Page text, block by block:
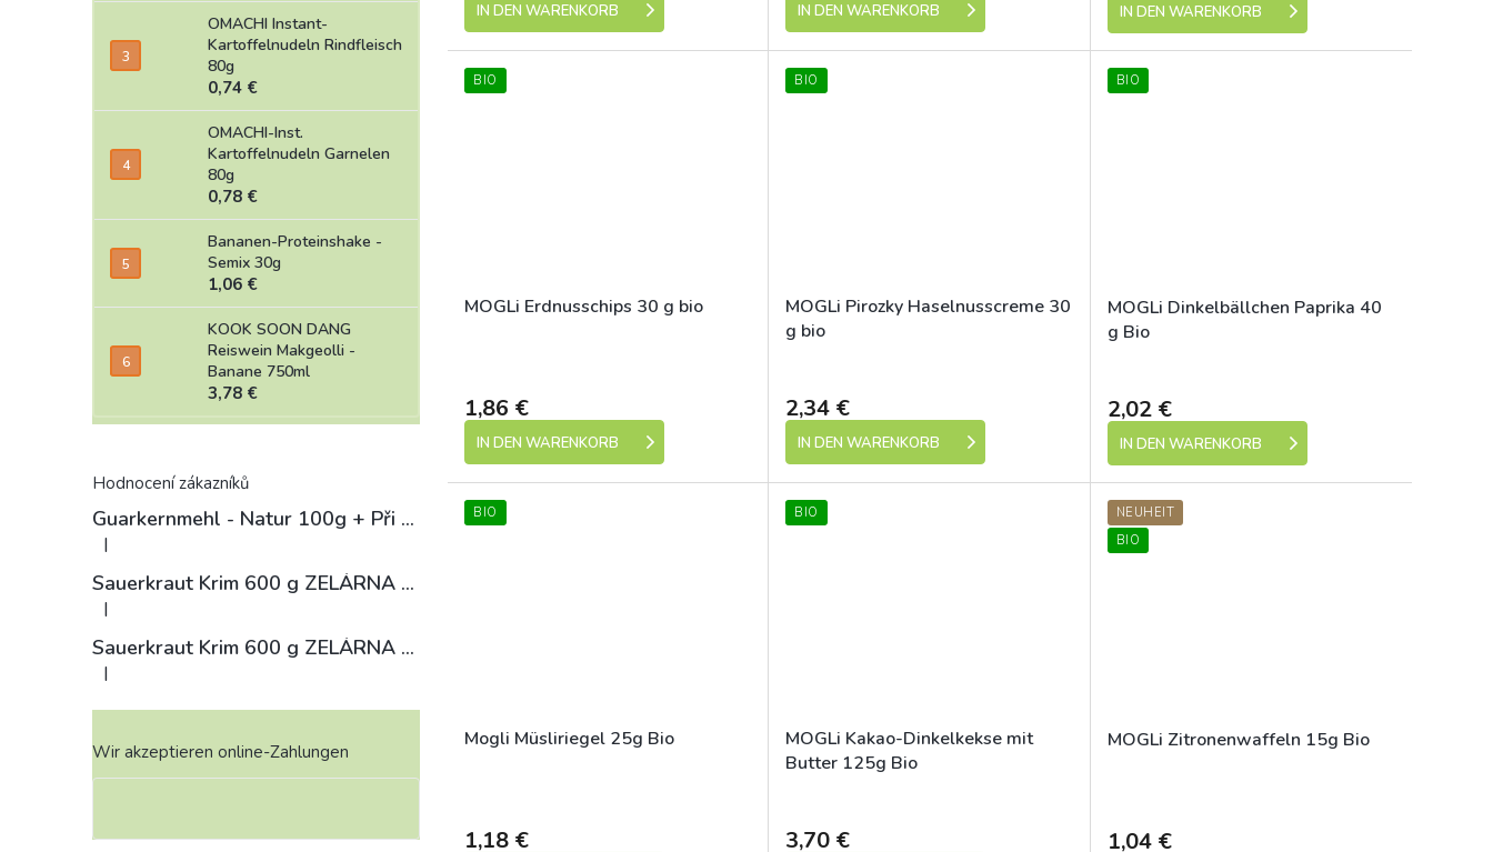
OMACHI Instant-
Kartoffelnudeln Rindfleisch
80g
0,74 €
OMACHI-Inst.
Kartoffelnudeln Garnelen
80g
0,78 €
Bananen-Proteinshake -
Semix 30g
1,06 €
KOOK SOON DANG
Reiswein Makgeolli -
Banane 750ml
3,78 €
Hodnocení zákazníků
Guarkernmehl - Natur 100g + Při koupi 12 a více kusů 3% Sleva
Die Produktbewertung beträgt 4 von 5 Sternen.
|
Sauerkraut Krim 600 g ZELÁRNA LOBKOWICZ
Die Produktbewertung beträgt 3 von 5 Sternen.
|
Sauerkraut Krim 600 g ZELÁRNA LOBKOWICZ
Die Produktbewertung beträgt 4 von 5 Sternen.
|
Wir akzeptieren online-Zahlungen
IN DEN WARENKORB IN DEN WARENKORB IN DEN WARENKORB
BIO
MOGLi Erdnusschips 30 g bio
1,86 €
IN DEN WARENKORB
BIO
MOGLi Pirozky Haselnusscreme 30
g bio
2,34 €
IN DEN WARENKORB
BIO
MOGLi Dinkelbällchen Paprika 40
g Bio
2,02 €
IN DEN WARENKORB
BIO
Mogli Müsliriegel 25g Bio
1,18 €
BIO
MOGLi Kakao-Dinkelkekse mit
Butter 125g Bio
3,70 €
NEUHEIT
BIO
MOGLi Zitronenwaffeln 15g Bio
1,04 €